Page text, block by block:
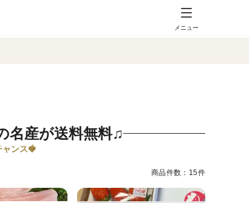
メニュー
名産が送料無料♫
ンス🍓
商品件数：15件